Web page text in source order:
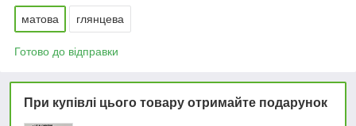
матова глянцева
Готово до відправки
При купівлі цього товару отримайте подарунок